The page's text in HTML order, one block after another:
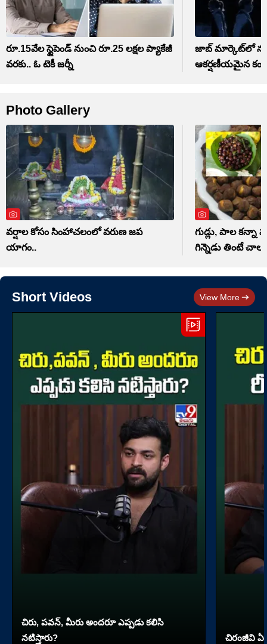
రూ.15వేల స్టైపెండ్ నుంచి రూ.25 లక్షల ప్యాకేజీ
వరకు.. ఓ టెకీ జర్నీ
జాబ్ మార్కెట్‌లో నయా
ఆకర్షణీయమైన
Photo Gallery
వర్షాల కోసం సింహాచలంలో వరుణ జప
యాగం..
గుడ్లు, పాల కన్నా
గిన్నెడు తింటే చాలు
Short Videos View More
చిరు, పవన్, మీరు అందరూ ఎప్పడు కలిసి
నటిస్తారు?
చిరంజీవి ఏ